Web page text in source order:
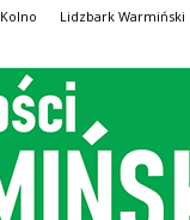
Kolno Lidzbark Warmiński